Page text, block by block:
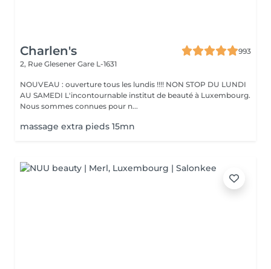
Charlen's
993
2, Rue Glesener Gare L-1631
NOUVEAU : ouverture tous les lundis !!!! NON STOP DU LUNDI
AU SAMEDI L'incontournable institut de beauté à Luxembourg.
Nous sommes connues pour n...
massage extra pieds 15mn